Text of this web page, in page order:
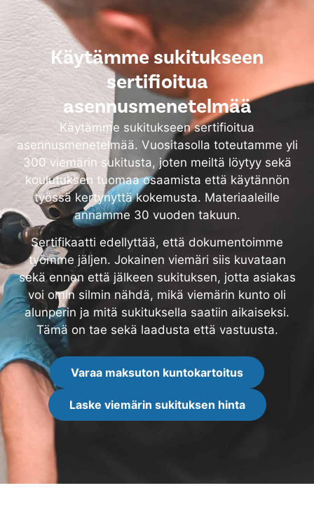
Käytämme sukitukseen
sertifioitua
asennusmenetelmää
Käytämme sukitukseen sertifioitua
asennusmenetelmää. Vuositasolla toteutamme yli
300 viemärin sukitusta, joten meiltä löytyy sekä
koulutuksen tuomaa osaamista että käytännön
työssä kertynyttä kokemusta. Materiaaleille
annamme 30 vuoden takuun.
Sertifikaatti edellyttää, että dokumentoimme
työmme jäljen. Jokainen viemäri siis kuvataan
sekä ennen että jälkeen sukituksen, jotta asiakas
voi omin silmin nähdä, mikä viemärin kunto oli
alunperin ja mitä sukituksella saatiin aikaiseksi.
Tämä on tae sekä laadusta että vastuusta.
Varaa maksuton kuntokartoitus
Laske viemärin sukituksen hinta